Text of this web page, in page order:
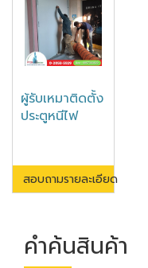
ผู้รับเหมาติดตั้ง
ประตูหนีไฟ
สอบถามรายละเอียด
คำค้นสินค้า